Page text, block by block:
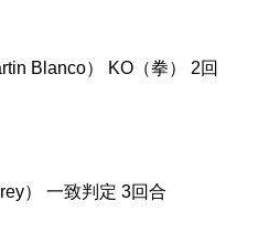
Blanco） KO（拳） 2回
） 一致判定 3回合